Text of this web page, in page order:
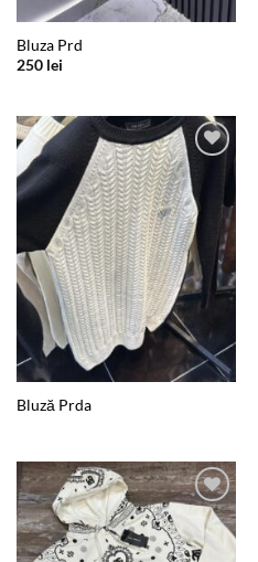
Bluza Prd
250 lei
Add to
wishlist
Bluză Prda
Add to
wishlist